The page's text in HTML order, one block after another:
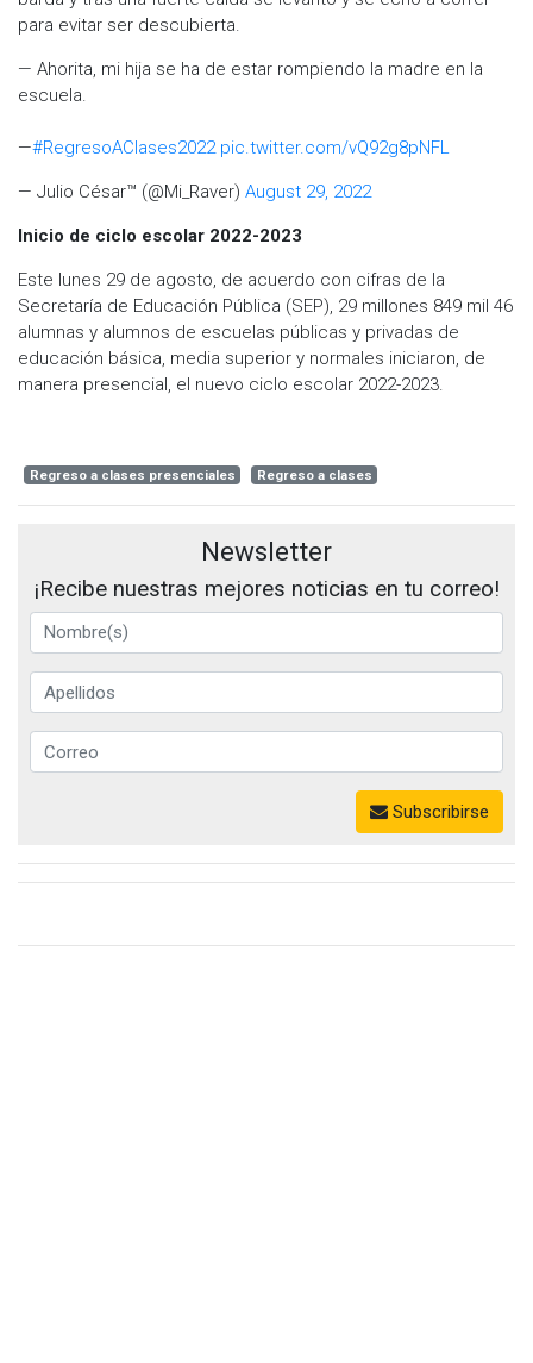
para evitar ser descubierta.
— Ahorita, mi hija se ha de estar rompiendo la madre en la
escuela.
—#RegresoAClases2022 pic.twitter.com/vQ92g8pNFL
— Julio César™ (@Mi_Raver) August 29, 2022
Inicio de ciclo escolar 2022-2023
Este lunes 29 de agosto, de acuerdo con cifras de la
Secretaría de Educación Pública (SEP), 29 millones 849 mil 46
alumnas y alumnos de escuelas públicas y privadas de
educación básica, media superior y normales iniciaron, de
manera presencial, el nuevo ciclo escolar 2022-2023.
Regreso a clases presenciales Regreso a clases
Newsletter
¡Recibe nuestras mejores noticias en tu correo!
Subscribirse